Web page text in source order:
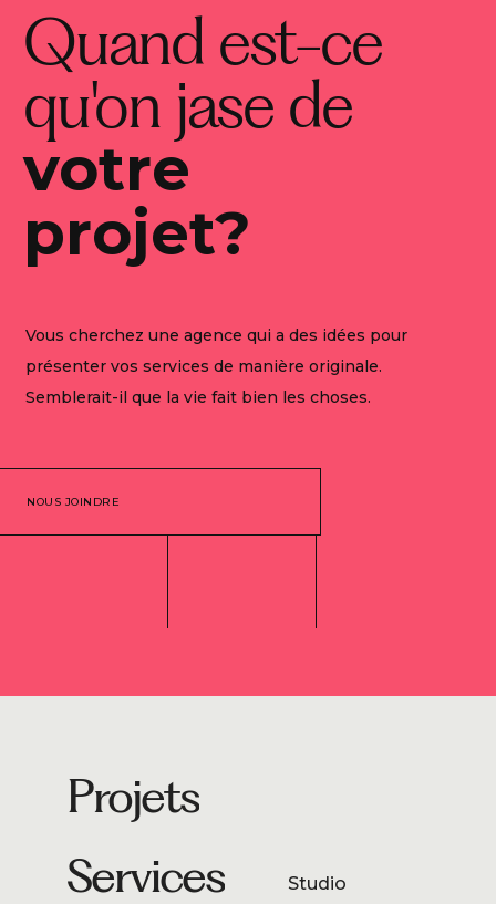
Quand est-ce
qu'on jase de
votre
projet?
Vous cherchez une agence qui a des idées pour
présenter vos services de manière originale.
Semblerait-il que la vie fait bien les choses.
NOUS JOINDRE
Projets
Services
Studio